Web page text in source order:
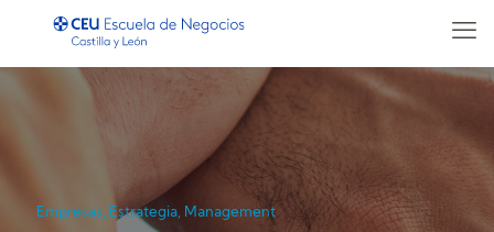
Empresas, Estrategia, Management